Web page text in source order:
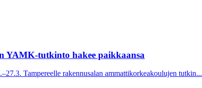
YAMK-tutkinto hakee paikkaansa
Tampereelle rakennusalan ammattikorkeakoulujen tutkin...